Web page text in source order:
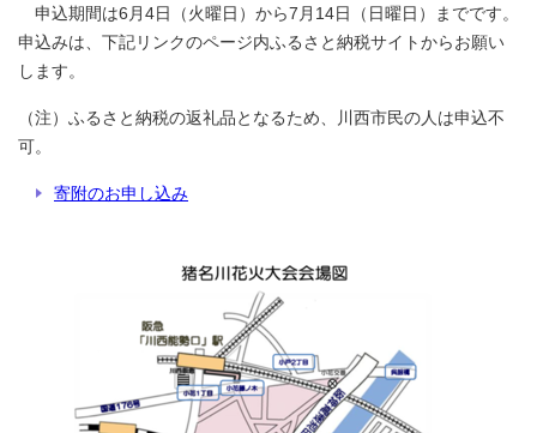
申込期間は6月4日（火曜日）から7月14日（日曜日）までです。
申込みは、下記リンクのページ内ふるさと納税サイトからお願い
します。
（注）ふるさと納税の返礼品となるため、川西市民の人は申込不
可。
寄附のお申し込み